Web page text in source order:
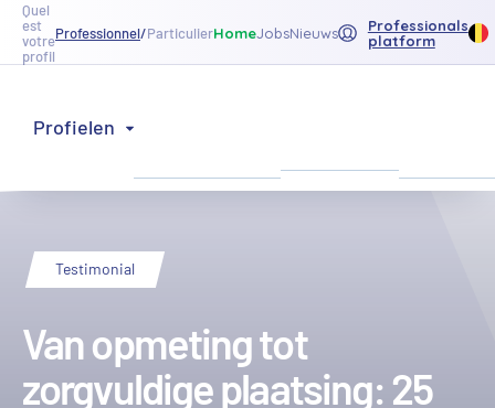
Quel
est
votre
profil
Professionnel/ParticulierHomeJobsNieuws
Professionals
platform
Profielen
Terug naar de lijst
Testimonial
Van opmeting tot
zorgvuldige plaatsing: 25